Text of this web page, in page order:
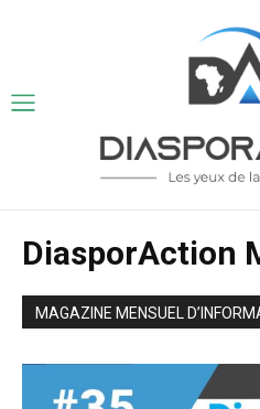
DiasporAction
MAGAZINE MENSUEL